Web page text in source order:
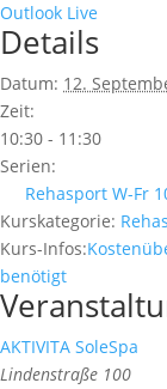
Outlook Live
Details
Datum: 12.
Zeit:
10:30 - 11:30
Serien:
Rehasport W-Fr
Kurskategorie:
Kurs-Infos:
benötigt
AKTIVITA SoleSpa
Lindenstraße 100